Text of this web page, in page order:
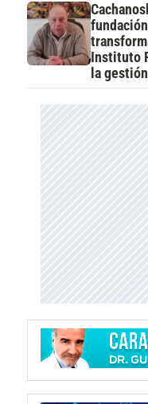
Instituto
la